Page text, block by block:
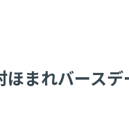
ほまれバース